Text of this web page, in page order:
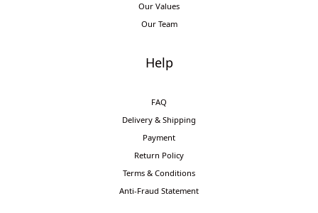
Our Values
Our Team
Help
FAQ
Delivery & Shipping
Payment
Return Policy
Terms & Conditions
Anti-Fraud Statement